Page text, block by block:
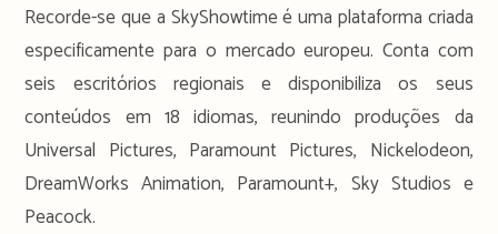
Recorde-se que a SkyShowtime é uma plataforma criada
especificamente para o mercado europeu. Conta com
seis escritórios regionais e disponibiliza os seus
conteúdos em 18 idiomas, reunindo produções da
Universal Pictures, Paramount Pictures, Nickelodeon,
DreamWorks Animation, Paramount+, Sky Studios e
Peacock.